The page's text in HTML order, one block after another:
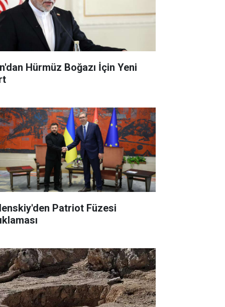
Hürmüz Boğazı İçin Yeni
Patriot Füzesi